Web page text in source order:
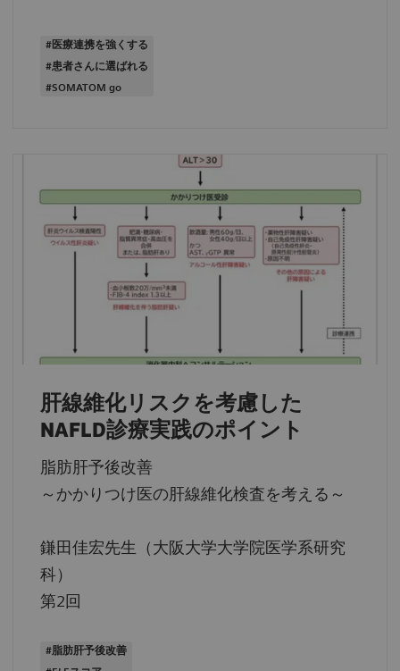
#医療連携を強くする
#患者さんに選ばれる
#SOMATOM go
肝線維化リスクを考慮した
NAFLD診療実践のポイント
脂肪肝予後改善
～かかりつけ医の肝線維化検査を考える～
鎌田佳宏先生（大阪大学大学院医学系研究
科）
第2回
#脂肪肝予後改善